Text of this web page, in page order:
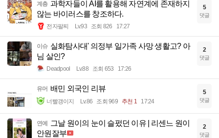
계층 과학자들이 AI를 활용해 자연계에 존재하지
않는 바이러스를 창조하다.
전자팔찌 Lv.93 조회 826 17:27
5
댓글
이슈 실화탐사대' 의정부 일가족 사망 생활고? 아
님 살인?
Deadpool Lv.88 조회 653 17:26
2
댓글
유머 배민 외국인 리뷰
너빨갱이지 Lv.86 조회 969 추천 1 17:24
5
댓글
연예 그날 원이의 눈이 슬펐던 이유 | 리센느 원이
안원잘부
2
댓글